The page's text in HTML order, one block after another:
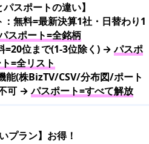
パスポートの違い】
無料=最新決算1社・日替わり1
スポート=全銘柄
=20位まで(1-3位除く) →パスポ
=全リスト
能(株BizTV/CSV/分布図/ポート
可 →パスポート=すべて解放
プラン】お得！